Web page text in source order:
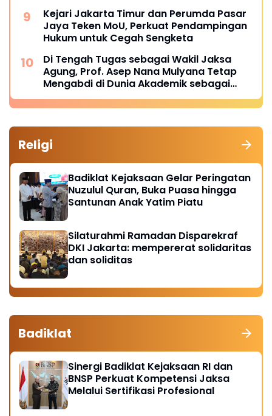
Kejari Jakarta Timur dan Perumda Pasar
Jaya Teken MoU, Perkuat Pendampingan
Hukum untuk Cegah Sengketa
Di Tengah Tugas sebagai Wakil Jaksa
Agung, Prof. Asep Nana Mulyana Tetap
Mengabdi di Dunia Akademik sebagai
Penguji Promosi Doktor Unpad
Religi
Badiklat Kejaksaan Gelar Peringatan
Nuzulul Quran, Buka Puasa hingga
Santunan Anak Yatim Piatu
Silaturahmi Ramadan Disparekraf
DKI Jakarta: mempererat solidaritas
dan soliditas
Badiklat
Sinergi Badiklat Kejaksaan RI dan
BNSP Perkuat Kompetensi Jaksa
Melalui Sertifikasi Profesional